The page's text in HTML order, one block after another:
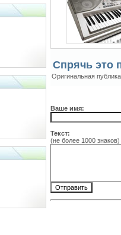
Спрячь это
Оригинальная
Ваше имя:
Текст:
(не более 1000 знаков)